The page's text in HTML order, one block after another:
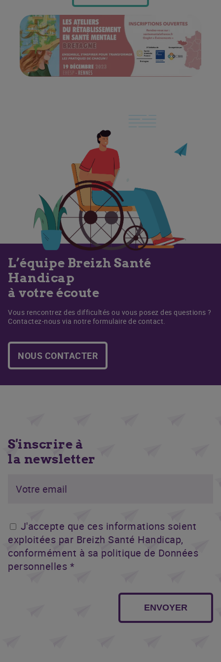
L’équipe Breizh Santé
Handicap
à votre écoute
Vous rencontrez des difficultés ou vous posez des questions ?
Contactez-nous via notre formulaire de contact.
NOUS CONTACTER
S'inscrire à
la newsletter
J'accepte que ces informations soient
exploitées par Breizh Santé Handicap,
conformément à sa politique de Données
personnelles *
ENVOYER